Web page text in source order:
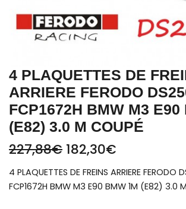
4 PLAQUETTES DE
ARRIERE FERODO
FCP1672H BMW M3 E90
(E82) 3.0 M COUPÉ
227,88€ 182,30€
4 PLAQUETTES DE FREINS ARRIERE FERODO
FCP1672H BMW M3 E90 BMW 1M (E82) 3.0
Coupé